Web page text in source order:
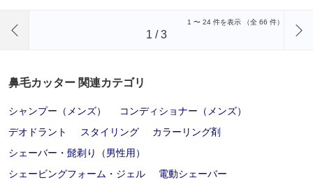
1 〜 24 件を表示 （全 66 件）
1 /3
鼻毛カッター 関連カテゴリ
シャンプー（メンズ）
コンディショナー（メンズ）
デオドラント
スタイリング
カラーリング剤
シェーバー・髭剃り（男性用）
シェービングフォーム・ジェル
電動シェーバー